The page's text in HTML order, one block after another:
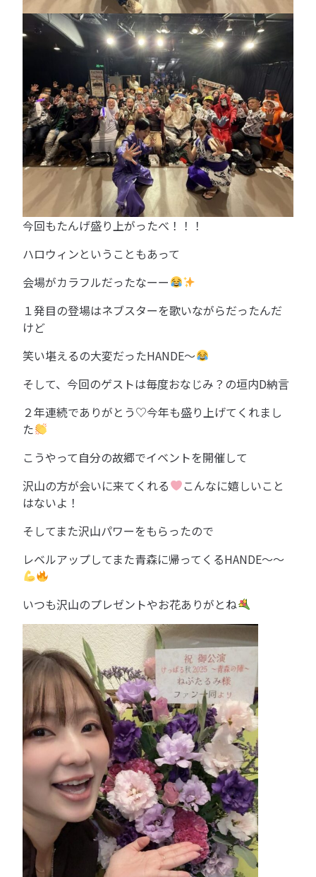
今回もたんげ盛り上がったべ！！！
ハロウィンということもあって
会場がカラフルだったなーー
１発目の登場はネブスターを歌いながらだったんだ
けど
笑い堪えるの大変だったHANDE〜
そして、今回のゲストは毎度おなじみ？の垣内D納言
２年連続でありがとう♡今年も盛り上げてくれまし
た
こうやって自分の故郷でイベントを開催して
沢山の方が会いに来てくれる
こんなに嬉しいこと
はないよ！
そしてまた沢山パワーをもらったので
レベルアップしてまた青森に帰ってくるHANDE〜〜
いつも沢山のプレゼントやお花ありがとね